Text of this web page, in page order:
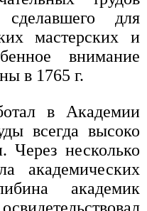
для
мастерских и
внимание
в 1765 г.
в Академии
всегда высоко
Через несколько
академических
академик